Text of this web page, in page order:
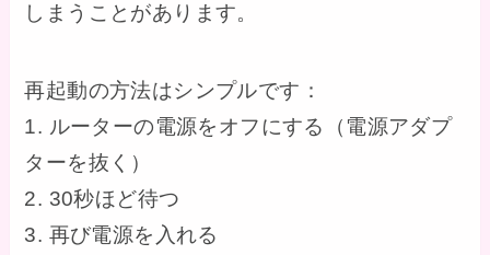
しまうことがあります。
再起動の方法はシンプルです：
1. ルーターの電源をオフにする（電源アダプ
ターを抜く）
2. 30秒ほど待つ
3. 再び電源を入れる